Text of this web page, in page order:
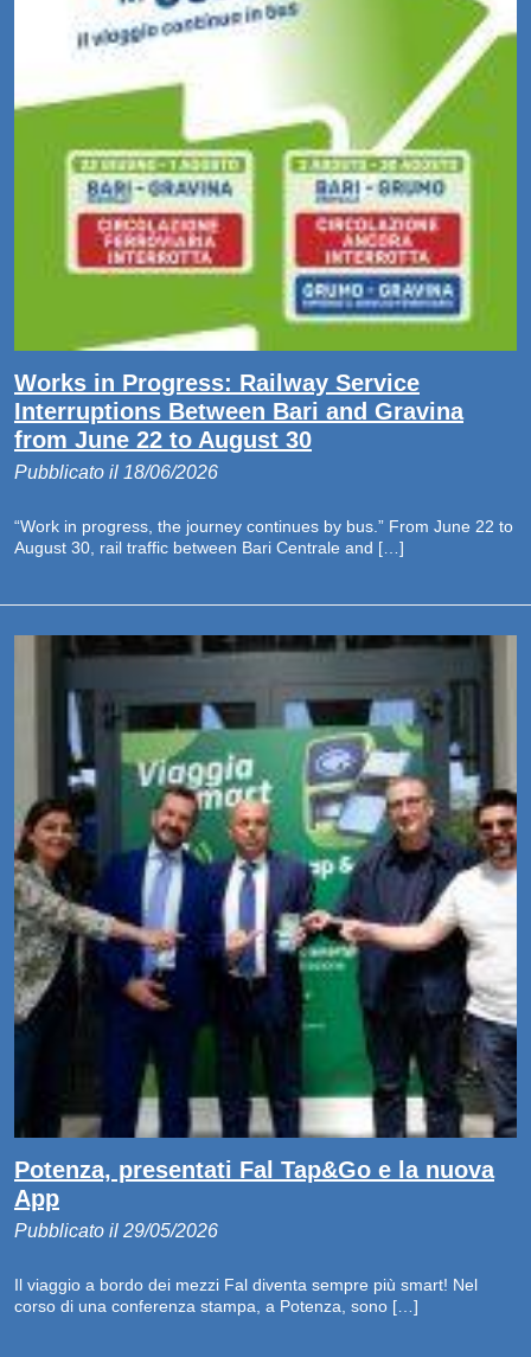
Works in Progress: Railway Service
Interruptions Between Bari and Gravina
from June 22 to August 30
Pubblicato il 18/06/2026
“Work in progress, the journey continues by bus.” From June 22 to
August 30, rail traffic between Bari Centrale and […]
Potenza, presentati Fal Tap&Go e la nuova
App
Pubblicato il 29/05/2026
Il viaggio a bordo dei mezzi Fal diventa sempre più smart! Nel
corso di una conferenza stampa, a Potenza, sono […]